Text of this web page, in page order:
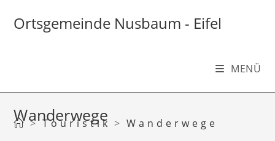
Ortsgemeinde Nusbaum - Eifel
MENÜ
Wanderwege
> Touristik > Wanderwege